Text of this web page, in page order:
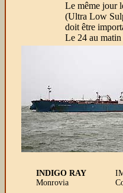
Le même jour
(Ultra Low
doit être
Le 24 au
INDIGO RAY
Monrovia